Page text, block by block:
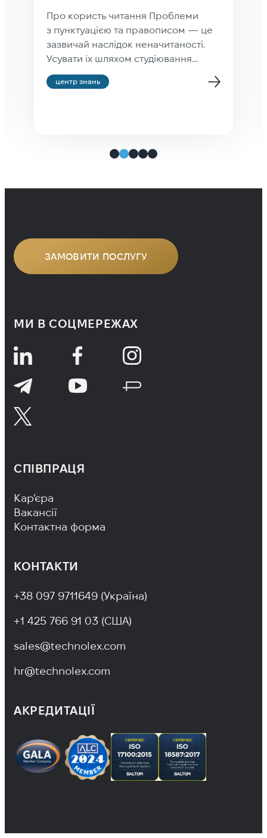
Про користь читання Проблеми
з пунктуацією та правописом — це
зазвичай наслідок неначитаності.
Усувати їх шляхом студіювання
правил правопису — усе одно що
набувати водійський досвід шляхом
рефлекторно розставляє коми й
багато разів бачила, як вони
центр знань
ЗАМОВИТИ ПОСЛУГУ
МИ В СОЦМЕРЕЖАХ
СПІВПРАЦЯ
Footer Navigation
Кар’єра
Вакансії
Контактна форма
КОНТАКТИ
+38 097 9711649 (Україна)
+1 425 766 91 03 (США)
sales@technolex.com
hr@technolex.com
АКРЕДИТАЦІЇ